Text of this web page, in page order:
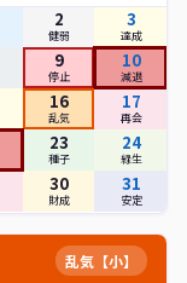
2
健弱
3
達成
9
停止
10
減退
16
乱気
17
再会
23
種子
24
緑生
30
財成
31
安定
乱気【小】